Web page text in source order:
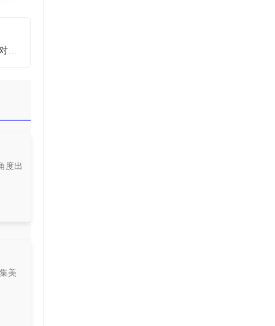
「尺度大暴走！」一米八的大梨子暖饱cos作品曝光，绝对让你过眼瘾
度出
美